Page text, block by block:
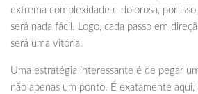
extrema complexidade e dolorosa, por
será nada fácil. Logo, cada passo em
será uma vitória.
Uma estratégia interessante é de pegar
não apenas um ponto. É exatamente